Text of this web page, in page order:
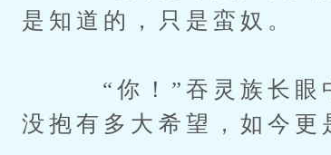
是知道的，只是蛮奴。
“你！”吞灵族长眼中
没抱有多大希望，如今更